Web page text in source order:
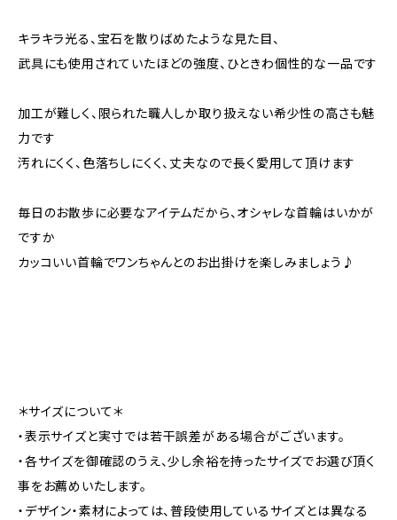
キラキラ光る、宝石を散りばめたような見た目、
武具にも使用されていたほどの強度、ひときわ個性的な一品です
加工が難しく、限られた職人しか取り扱えない希少性の高さも魅
力です
汚れにくく、色落ちしにくく、丈夫なので長く愛用して頂けます
毎日のお散歩に必要なアイテムだから、オシャレな首輪はいかが
ですか
カッコいい首輪でワンちゃんとのお出掛けを楽しみましょう♪
＊サイズについて＊
・表示サイズと実寸では若干誤差がある場合がございます。
・各サイズを御確認のうえ、少し余裕を持ったサイズでお選び頂く
事をお薦めいたします。
・デザイン・素材によっては、普段使用しているサイズとは異なる